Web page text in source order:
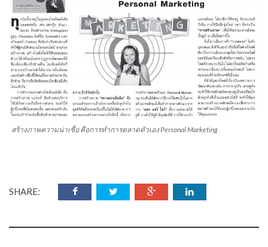
สร้างภาพความน่าเชื่อ คือการทำการตลาดตัวเอง Personal Marketing
SHARE: